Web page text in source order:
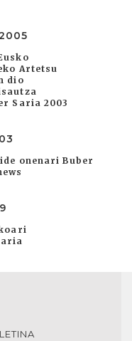
Artetsu
dio
Saria 2003
onenari Buber